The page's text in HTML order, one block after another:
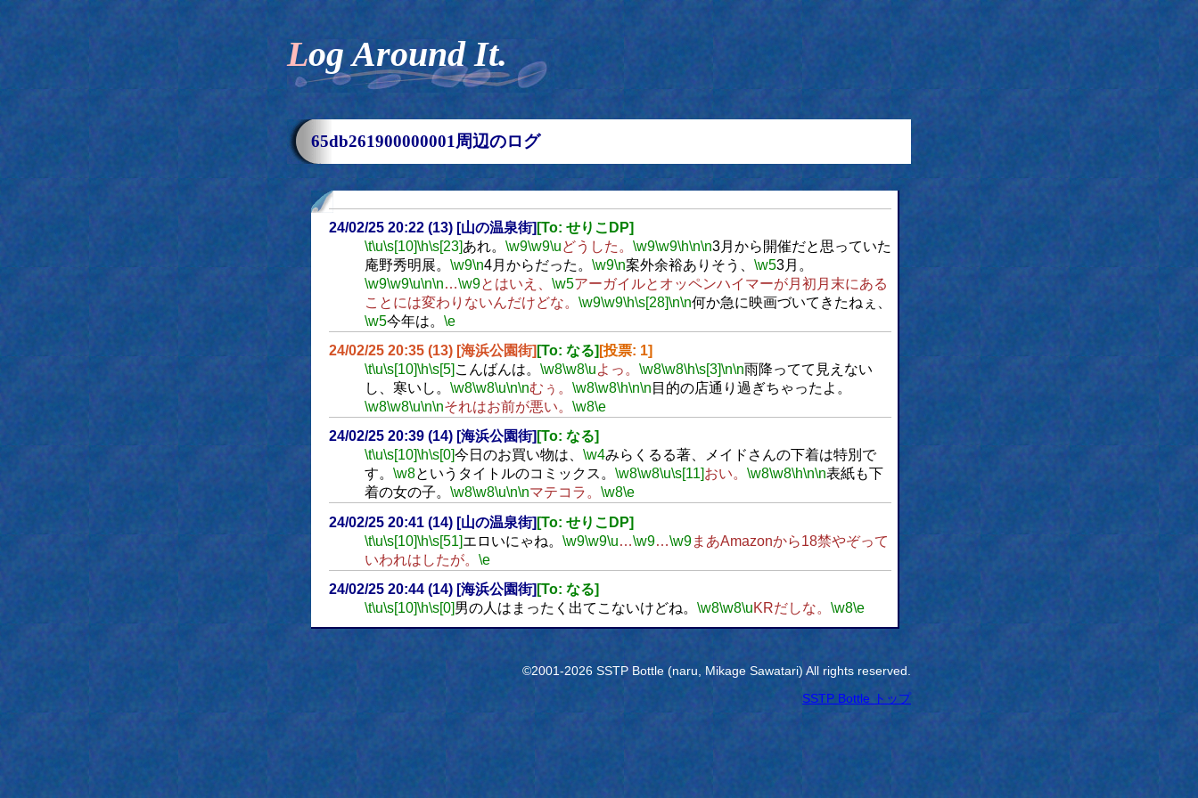
Log Around It.
65db261900000001周辺のログ
24/02/25 20:22 (13) [山の温泉街] [To: せりこDP]
\t\u\s[10]\h\s[23]あれ。 \w9\w9\uどうした。 \w9\w9\h\n\n3月から開催だと思っていた
庵野秀明展。 \w9\n4月からだった。 \w9\n案外余裕ありそう、 \w53月。
\w9\w9\u\n\n…\w9とはいえ、 \w5アーガイルとオッペンハイマーが月初月末にある
ことには変わりないんだけどな。 \w9\w9\h\s[28]\n\n何か急に映画づいてきたねぇ、
\w5今年は。 \e
24/02/25 20:35 (13) [海浜公園街] [To: なる] [投票: 1]
\t\u\s[10]\h\s[5] こんばんは。 \w8\w8\uよっ。 \w8\w8\h\s[3]\n\n雨降ってて見えない
し、寒いし。 \w8\w8\u\n\nむぅ。 \w8\w8\h\n\n 目的の店通り過ぎちゃったよ。
\w8\w8\u\n\nそれはお前が悪い。 \w8\e
24/02/25 20:39 (14) [海浜公園街] [To: なる]
\t\u\s[10]\h\s[0]今日のお買い物は、 \w4みらくるる著、メイドさんの下着は特別で
す。 \w8というタイトルのコミックス。 \w8\w8\u\s[11]おい。 \w8\w8\h\n\n表紙も下
着の女の子。 \w8\w8\u\n\nマテコラ。 \w8\e
24/02/25 20:41 (14) [山の温泉街] [To: せりこDP]
\t\u\s[10]\h\s[51]エロいにゃね。 \w9\w9\u…\w9…\w9まあAmazonから18禁やぞって
いわれはしたが。 \e
24/02/25 20:44 (14) [海浜公園街] [To: なる]
\t\u\s[10]\h\s[0]男の人はまったく出てこないけどね。 \w8\w8\uKRだしな。 \w8\e
©2001-2026 SSTP Bottle (naru, Mikage Sawatari) All rights reserved.
SSTP Bottle トップ